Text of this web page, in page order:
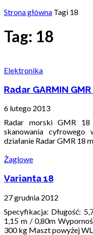
Strona główna Tagi 18
Tag: 18
Elektronika
Radar GARMIN GMR
6 lutego 2013
Radar morski GMR
skanowania
działanie Radar GMR 18
Żaglowe
Varianta 18
27 grudnia 2012
Specyfikacja: Długość:
1,15 m / 0,80m
300 kg Maszt powyżej